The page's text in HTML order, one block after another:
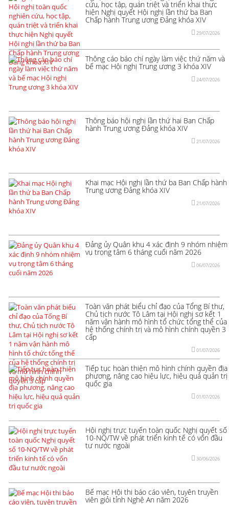
cứu, học tập, quán triệt và triển khai thực
hiện Nghị quyết Hội nghị lần thứ ba Ban
Chấp hành Trung ương Đảng khóa XIV
29/07/2026
Thông cáo báo chí ngày làm việc thứ năm và
bế mạc Hội nghị Trung ương 3 khóa XIV
24/07/2026
Thông báo hội nghị lần thứ hai Ban Chấp
hành Trung ương Đảng khóa XIV
21/07/2026
Khai mạc Hội nghị lần thứ ba Ban Chấp hành
Trung ương Đảng khóa XIV
21/07/2026
Đảng ủy Quân khu 4 xác định 9 nhóm nhiệm
vụ trọng tâm 6 tháng cuối năm 2026
06/07/2026
Toàn văn phát biểu chỉ đạo của Tổng Bí thư,
Chủ tịch nước Tô Lâm tại Hội nghị sơ kết 1
năm vận hành mô hình tổ chức tổng thể của
hệ thống chính trị và mô hình chính quyền 3
cấp
01/07/2026
Tiếp tục hoàn thiện mô hình chính quyền địa
phương, nâng cao hiệu lực, hiệu quả quản trị
quốc gia
01/07/2026
Hội nghị trực tuyến toàn quốc Nghị quyết số
10-NQ/TW về phát triển kinh tế có vốn đầu
tư nước ngoài
30/06/2026
Bế mạc Hội thi báo cáo viên, tuyên truyền
viên giỏi tỉnh Nghệ An năm 2026